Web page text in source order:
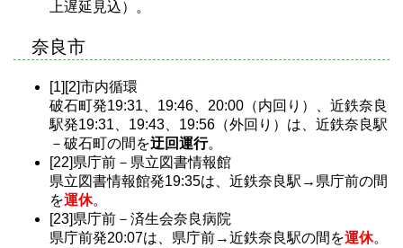
上遅延見込）。
奈良市
[1][2]市内循環
破石町発19:31、19:46、20:00（内回り）、近鉄奈良
駅発19:31、19:43、19:56（外回り）は、近鉄奈良駅
－破石町の間を迂回運行。
[22]県庁前－県立図書情報館
県立図書情報館発19:35は、近鉄奈良駅→県庁前の間
を運休。
[23]県庁前－済生会奈良病院
県庁前発20:07は、県庁前→近鉄奈良駅の間を運休。